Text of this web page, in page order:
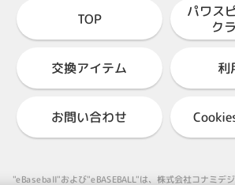
TOP パワス
ク
交換アイテム 利
お問い合わせ
"eBaseball"および"eBASEBALL"は、株式会社コナミデ